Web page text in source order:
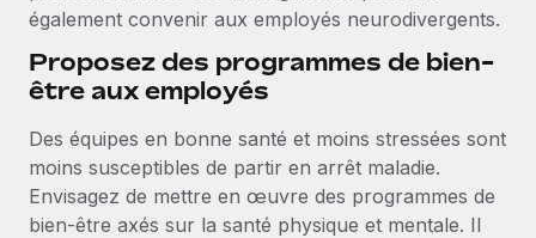
également convenir aux employés neurodivergents.
Proposez des programmes de bien-
être aux employés
Des équipes en bonne santé et moins stressées sont
moins susceptibles de partir en arrêt maladie.
Envisagez de mettre en œuvre des programmes de
bien-être axés sur la santé physique et mentale. Il